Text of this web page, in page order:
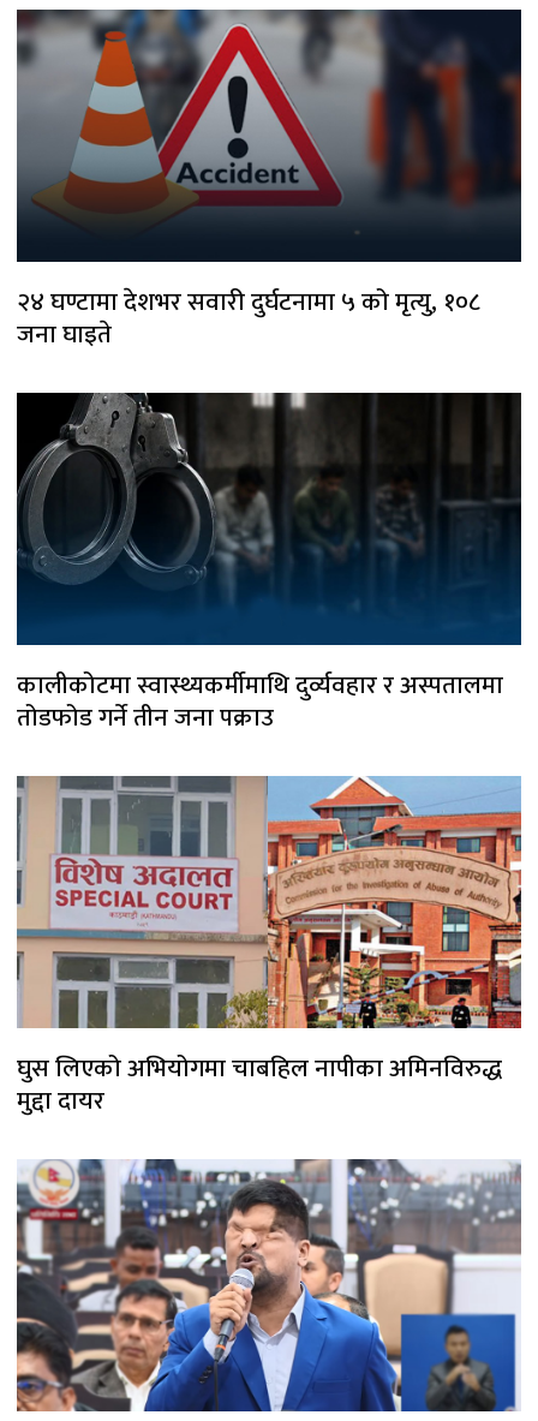
२४ घण्टामा देशभर सवारी दुर्घटनामा ५ को मृत्यु, १०८
जना घाइते
कालीकोटमा स्वास्थ्यकर्मीमाथि दुर्व्यवहार र अस्पतालमा
तोडफोड गर्ने तीन जना पक्राउ
घुस लिएको अभियोगमा चाबहिल नापीका अमिनविरुद्ध
मुद्दा दायर